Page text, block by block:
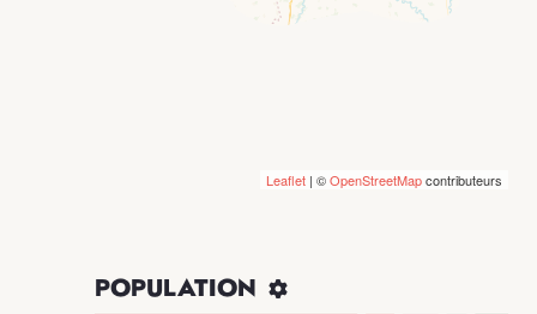
Leaflet | ©OpenStreetMapcontributeurs
POPULATION 